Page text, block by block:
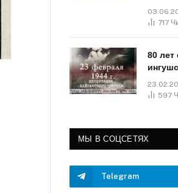
717
80 лет
597
МЫ В СОЦСЕТЯХ
Telegram